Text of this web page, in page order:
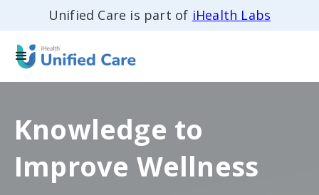
Unified Care is part of iHealth Labs
Knowledge to
Improve Wellness